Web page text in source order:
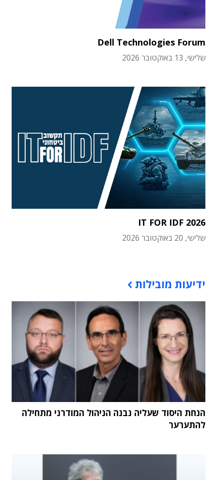
Dell Technologies Forum
שלישי, 13 באוקטובר 2026
IT FOR IDF 2026
שלישי, 20 באוקטובר 2026
ידיעות מובילות
הנחת היסוד שעליה נבנה הניהול המודרני מתחילה
להתערער